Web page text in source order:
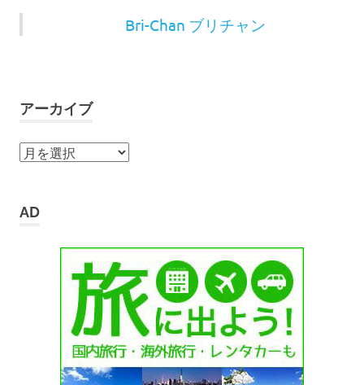
Bri-Chan ブリチャン
アーカイブ
ア
イ
AD